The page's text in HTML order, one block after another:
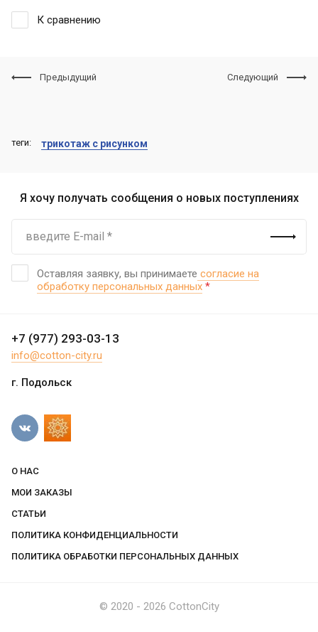
К сравнению
Предыдущий Следующий
теги: трикотаж с рисунком
Я хочу получать сообщения о новых поступлениях
Оставляя заявку, вы принимаете согласие на
обработку персональных данных *
+7 (977) 293-03-13
info@cotton-city.ru
г. Подольск
О НАС
МОИ ЗАКАЗЫ
СТАТЬИ
ПОЛИТИКА КОНФИДЕНЦИАЛЬНОСТИ
ПОЛИТИКА ОБРАБОТКИ ПЕРСОНАЛЬНЫХ ДАННЫХ
© 2020 - 2026 CottonCity